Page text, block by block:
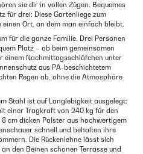
sie dir in vollen Zügen. Bequemes
für drei: Diese Gartenliege zum
Ort, an dem man einfach bleibt.
für die ganze Familie. Drei Personen
Platz – ob beim gemeinsamen
einem Nachmittagsschläfchen unter
aus PA-beschichtetem
Regen ab, ohne die Atmosphäre
Stahl ist auf Langlebigkeit ausgelegt:
einer Tragkraft von 240 kg für den
cm dicken Polster aus hochwertigem
schnell und behalten ihre
Die Rückenlehne lässt sich
den Beinen schonen Terrasse und